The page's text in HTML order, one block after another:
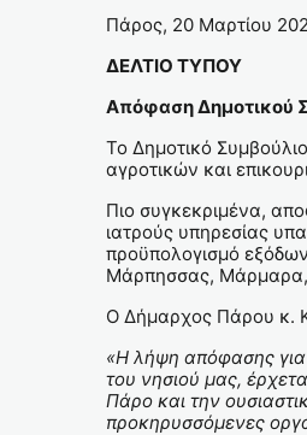
Πάρος, 20 Μαρτίου
ΔΕΛΤΙΟ ΤΥΠΟΥ
Απόφαση Δημοτικού
Το Δημοτικό
αγροτικών και
Πιο συγκεκριμένα,
ιατρούς υπηρεσίας
προϋπολογισμό
Μάρπησσας, Μάρμαρα,
Ο Δήμαρχος Πάρου κ.
«Η λήψη απόφασης για
του νησιού μας,
Πάρο και την
προκηρυσσόμενες